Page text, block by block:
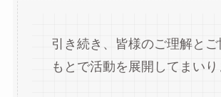
引き続き、皆様のご理解と
もとで活動を展開してまいり